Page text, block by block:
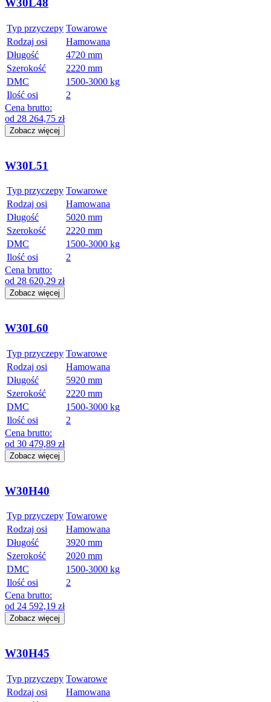
W30L48
Typ przyczepy Towarowe
Rodzaj osi
Hamowana
Długość
4720 mm
Szerokość
2220 mm
DMC
1500-3000 kg
Ilość osi
2
Cena brutto:
od 28 264,75 zł
Zobacz więcej
W30L51
Typ przyczepy Towarowe
Rodzaj osi
Hamowana
Długość
5020 mm
Szerokość
2220 mm
DMC
1500-3000 kg
Ilość osi
2
Cena brutto:
od 28 620,29 zł
Zobacz więcej
W30L60
Typ przyczepy Towarowe
Rodzaj osi
Hamowana
Długość
5920 mm
Szerokość
2220 mm
DMC
1500-3000 kg
Ilość osi
2
Cena brutto:
od 30 479,89 zł
Zobacz więcej
W30H40
Typ przyczepy Towarowe
Rodzaj osi
Hamowana
Długość
3920 mm
Szerokość
2020 mm
DMC
1500-3000 kg
Ilość osi
2
Cena brutto:
od 24 592,19 zł
Zobacz więcej
W30H45
Typ przyczepy Towarowe
Rodzaj osi
Hamowana